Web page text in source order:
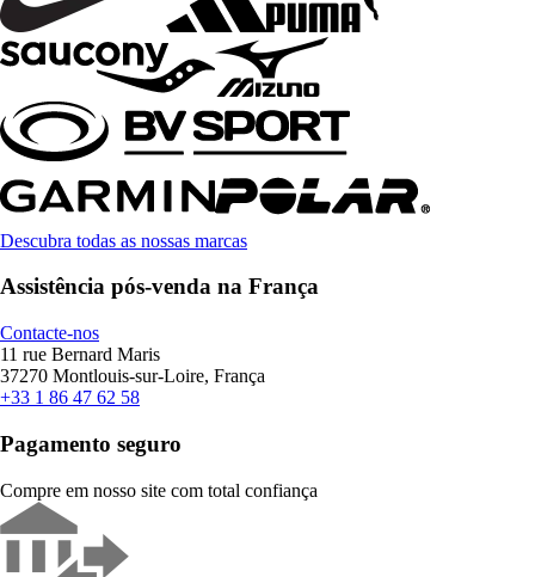
Descubra todas as nossas marcas
Assistência pós-venda na França
Contacte-nos
11 rue Bernard Maris
37270 Montlouis-sur-Loire, França
+33 1 86 47 62 58
Pagamento seguro
Compre em nosso site com total confiança